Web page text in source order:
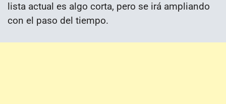
lista actual es algo corta, pero se irá ampliando
con el paso del tiempo.